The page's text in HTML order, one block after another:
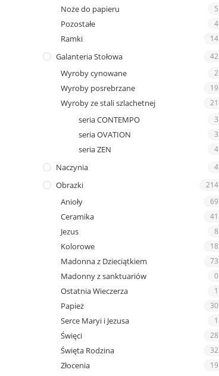
Noże do papieru 5
Pozostałe 4
Ramki 14
Galanteria Stołowa 42
Wyroby cynowane 2
Wyroby posrebrzane 19
Wyroby ze stali szlachetnej 21
seria CONTEMPO 3
seria OVATION 3
seria ZEN 4
Naczynia 4
Obrazki 214
Anioły 69
Ceramika 41
Jezus 8
Kolorowe 18
Madonna z Dzieciątkiem 73
Madonny z sanktuariów 0
Ostatnia Wieczerza 1
Papież 30
Serce Maryi i Jezusa 1
Święci 28
Święta Rodzina 32
Złocenia 19